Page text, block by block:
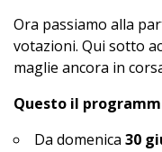
Ora passiamo alla
votazioni. Qui sotto
maglie ancora in
Questo il
Da domenica 30